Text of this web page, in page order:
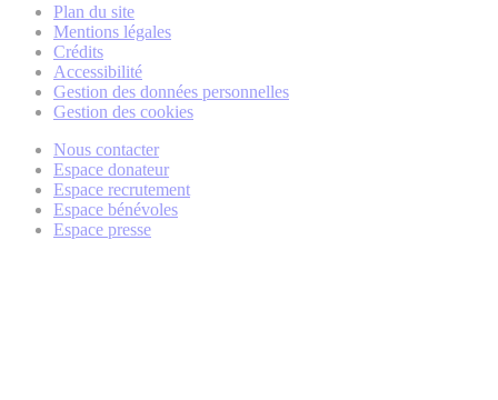
Plan du site
Mentions légales
Crédits
Accessibilité
Gestion des données personnelles
Gestion des cookies
Nous contacter
Espace donateur
Espace recrutement
Espace bénévoles
Espace presse